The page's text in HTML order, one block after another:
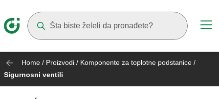
Home / Proizvodi / Komponente za toplotne podstanice /
Sigurnosni ventili